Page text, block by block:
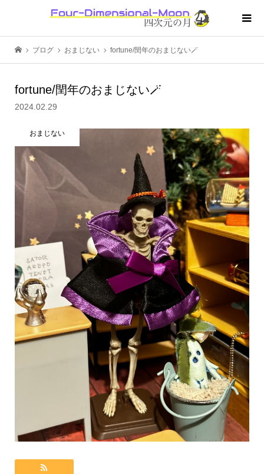
ブログ おまじない fortune/閏年のおまじない🪄
fortune/閏年のおまじない🪄
2024.02.29
おまじない